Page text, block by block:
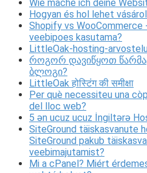
Wie mache ich deine
Hogyan és hol lehet
Shopify vs WooCommerce
veebipoes kasutama?
LittleOak-hosting-
როგორ დავიწყოთ
ბლოგი?
LittleOak होस्टिंग की समीक्षा
Per què necessiteu una
del lloc web?
5 ən ucuz ucuz İngiltərə
SiteGround täiskasvanute
SiteGround pakub
veebimajutamist?
Mi a cPanel? Miért